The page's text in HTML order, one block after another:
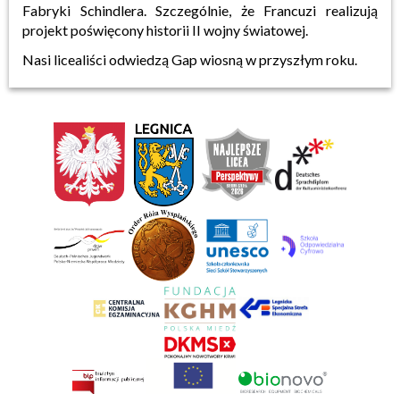
Fabryki Schindlera. Szczególnie, że Francuzi realizują
projekt poświęcony historii II wojny światowej.
Nasi licealiści odwiedzą Gap wiosną w przyszłym roku.